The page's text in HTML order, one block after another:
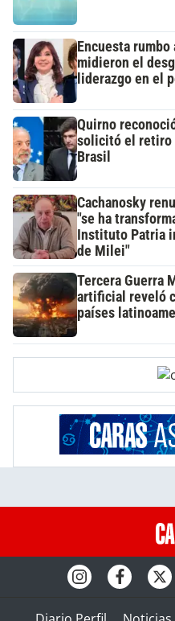
Encuesta
midieron el
liderazgo en el
Quirno
solicitó el retiro
Brasil
Cachanosky
"se ha
Instituto Patria
de Milei"
Tercera Guerra
artificial reveló
países